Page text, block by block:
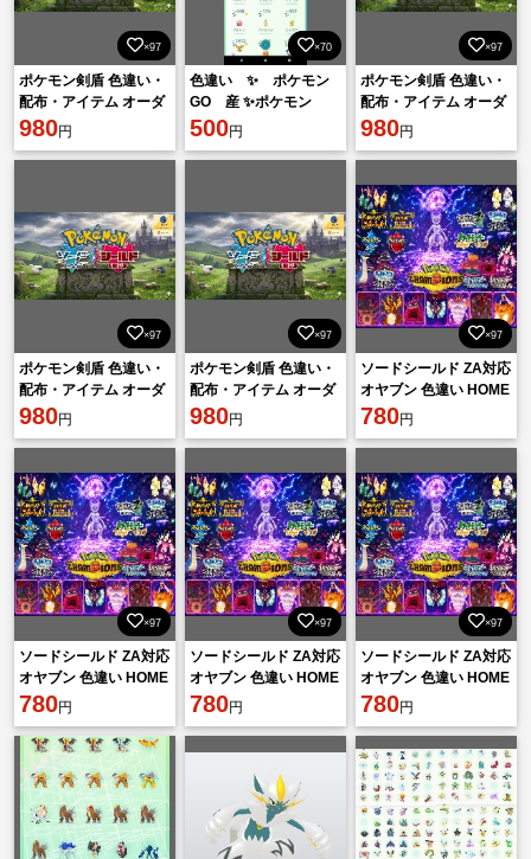
×97
ポケモン剣盾 色違い・
配布・アイテム オーダ
ー交換 980円 即対応 チ
ャンピオンズ対応
980円
×70
色違い ✨️ ポケモン
GO 産 ✨️ポケモン
HOME交換
500円
×97
ポケモン剣盾 色違い・
配布・アイテム オーダ
ー交換 980円 即対応
980円
×97
ポケモン剣盾 色違い・
配布・アイテム オーダ
ー交換 980円 即対応
980円
×97
ポケモン剣盾 色違い・
配布・アイテム オーダ
ー交換 980円 即対応
980円
×97
ソードシールド ZA対応
オヤブン 色違い HOME
全国図鑑 個体相談
780円
×97
ソードシールド ZA対応
オヤブン 色違い HOME
全国図鑑 個体相談
780円
×97
ソードシールド ZA対応
オヤブン 色違い HOME
全国図鑑 個体相談
780円
×97
ソードシールド ZA対応
オヤブン 色違い HOME
全国図鑑 個体相談
780円